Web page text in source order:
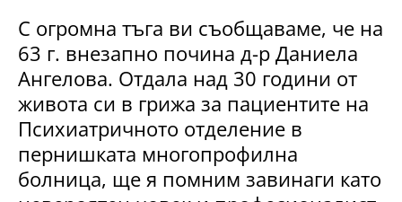
С огромна тъга ви съобщаваме, че на
63 г. внезапно почина д-р Даниела
Ангелова. Отдала над 30 години от
живота си в грижа за пациентите на
Психиатричното отделение в
пернишката многопрофилна
болница, ще я помним завинаги като